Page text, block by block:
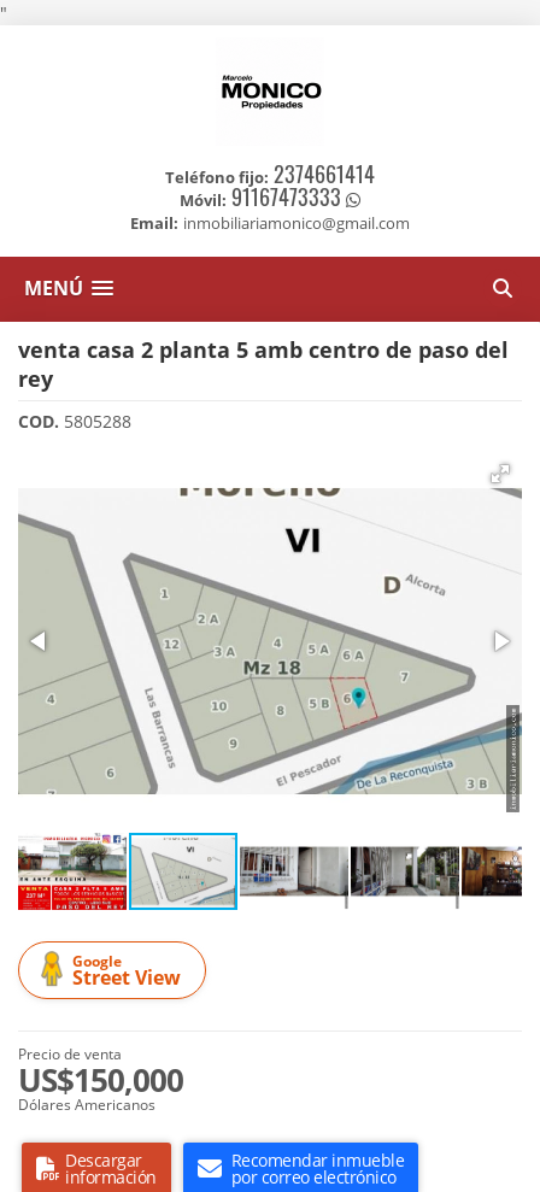
"
Teléfono fijo: 2374661414
Móvil: 91167473333
Email: inmobiliariamonico@gmail.com
MENÚ
venta casa 2 planta 5 amb centro de paso del
rey
COD. 5805288
Google
Street View
Precio de venta
US$150,000
Dólares Americanos
Descargar
información
Recomendar inmueble
por correo electrónico